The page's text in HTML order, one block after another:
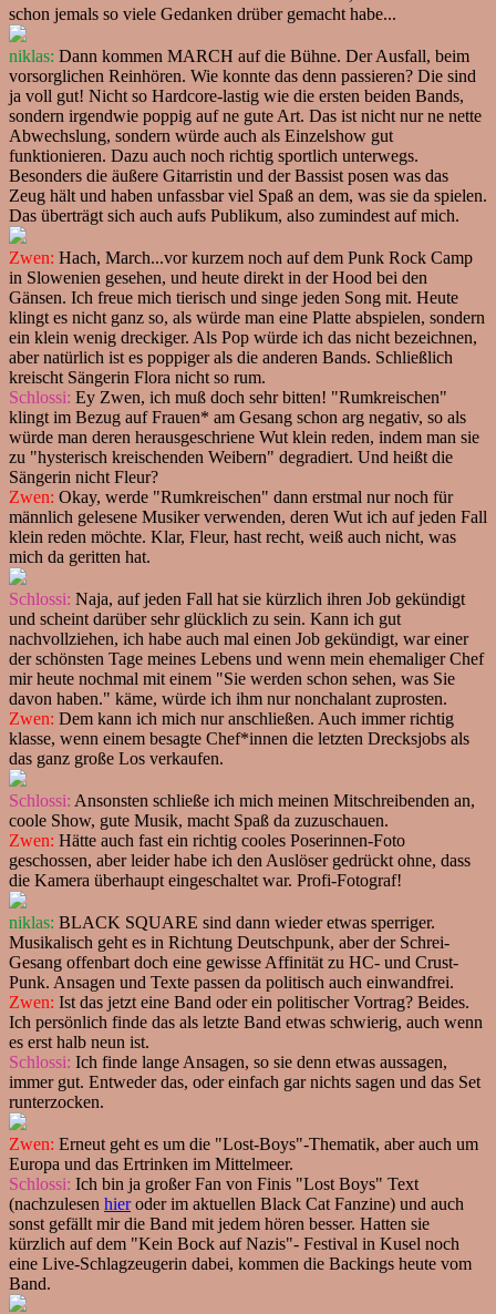
schon jemals so viele Gedanken drüber gemacht habe...
niklas: Dann kommen MARCH auf die Bühne. Der Ausfall, beim
vorsorglichen Reinhören. Wie konnte das denn passieren? Die sind
ja voll gut! Nicht so Hardcore-lastig wie die ersten beiden Bands,
sondern irgendwie poppig auf ne gute Art. Das ist nicht nur ne nette
Abwechslung, sondern würde auch als Einzelshow gut
funktionieren. Dazu auch noch richtig sportlich unterwegs.
Besonders die äußere Gitarristin und der Bassist posen was das
Zeug hält und haben unfassbar viel Spaß an dem, was sie da spielen.
Das überträgt sich auch aufs Publikum, also zumindest auf mich.
Zwen: Hach, March...vor kurzem noch auf dem Punk Rock Camp
in Slowenien gesehen, und heute direkt in der Hood bei den
Gänsen. Ich freue mich tierisch und singe jeden Song mit. Heute
klingt es nicht ganz so, als würde man eine Platte abspielen, sondern
ein klein wenig dreckiger. Als Pop würde ich das nicht bezeichnen,
aber natürlich ist es poppiger als die anderen Bands. Schließlich
kreischt Sängerin Flora nicht so rum.
Schlossi: Ey Zwen, ich muß doch sehr bitten! "Rumkreischen"
klingt im Bezug auf Frauen* am Gesang schon arg negativ, so als
würde man deren herausgeschriene Wut klein reden, indem man sie
zu "hysterisch kreischenden Weibern" degradiert. Und heißt die
Sängerin nicht Fleur?
Zwen: Okay, werde "Rumkreischen" dann erstmal nur noch für
männlich gelesene Musiker verwenden, deren Wut ich auf jeden Fall
klein reden möchte. Klar, Fleur, hast recht, weiß auch nicht, was
mich da geritten hat.
Schlossi: Naja, auf jeden Fall hat sie kürzlich ihren Job gekündigt
und scheint darüber sehr glücklich zu sein. Kann ich gut
nachvollziehen, ich habe auch mal einen Job gekündigt, war einer
der schönsten Tage meines Lebens und wenn mein ehemaliger Chef
mir heute nochmal mit einem "Sie werden schon sehen, was Sie
davon haben." käme, würde ich ihm nur nonchalant zuprosten.
Zwen: Dem kann ich mich nur anschließen. Auch immer richtig
klasse, wenn einem besagte Chef*innen die letzten Drecksjobs als
das ganz große Los verkaufen.
Schlossi: Ansonsten schließe ich mich meinen Mitschreibenden an,
coole Show, gute Musik, macht Spaß da zuzuschauen.
Zwen: Hätte auch fast ein richtig cooles Poserinnen-Foto
geschossen, aber leider habe ich den Auslöser gedrückt ohne, dass
die Kamera überhaupt eingeschaltet war. Profi-Fotograf!
niklas: BLACK SQUARE sind dann wieder etwas sperriger.
Musikalisch geht es in Richtung Deutschpunk, aber der Schrei-
Gesang offenbart doch eine gewisse Affinität zu HC- und Crust-
Punk. Ansagen und Texte passen da politisch auch einwandfrei.
Zwen: Ist das jetzt eine Band oder ein politischer Vortrag? Beides.
Ich persönlich finde das als letzte Band etwas schwierig, auch wenn
es erst halb neun ist.
Schlossi: Ich finde lange Ansagen, so sie denn etwas aussagen,
immer gut. Entweder das, oder einfach gar nichts sagen und das Set
runterzocken.
Zwen: Erneut geht es um die "Lost-Boys"-Thematik, aber auch um
Europa und das Ertrinken im Mittelmeer.
Schlossi: Ich bin ja großer Fan von Finis "Lost Boys" Text
(nachzulesen hieroder im aktuellen Black Cat Fanzine) und auch
sonst gefällt mir die Band mit jedem hören besser. Hatten sie
kürzlich auf dem "Kein Bock auf Nazis"- Festival in Kusel noch
eine Live-Schlagzeugerin dabei, kommen die Backings heute vom
Band.